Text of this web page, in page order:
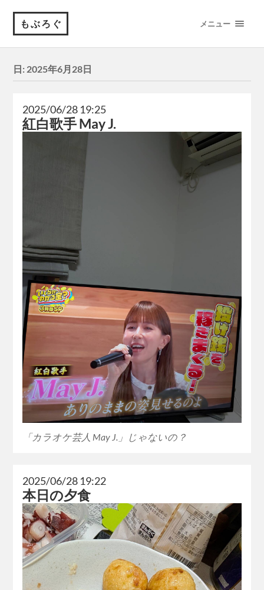
もぶろぐ メニュー
日: 2025年6月28日
2025/06/28 19:25
紅白歌手 May J.
「カラオケ芸人 May J.」じゃないの？
2025/06/28 19:22
本日の夕食